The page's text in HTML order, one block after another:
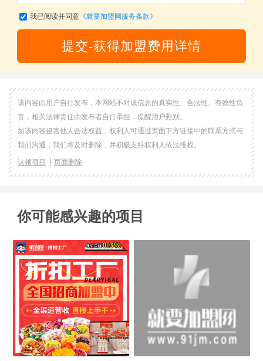
我已阅读并同意《就要加盟网服务条款》
提交-获得加盟费用详情
该内容由用户自行发布，本网站不对该信息的真实性、合法性、有效性负
责，相关法律责任由发布者自行承担，提醒用户甄别。
如该内容侵害他人合法权益，权利人可通过页面下方链接中的联系方式与
我们沟通，我们将及时删除，并积极支持权利人依法维权。
认领项目 页面删除
你可能感兴趣的项目